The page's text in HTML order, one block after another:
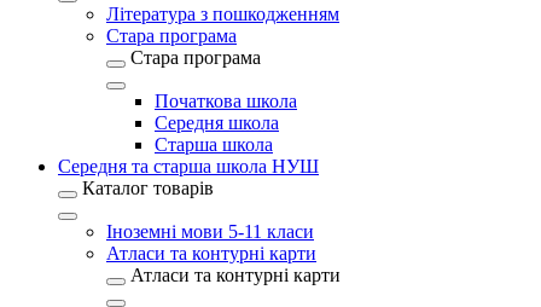
Література з пошкодженням
Стара програма
Стара програма
Початкова школа
Середня школа
Старша школа
Середня та старша школа НУШ
Каталог товарів
Іноземні мови 5-11 класи
Атласи та контурні карти
Атласи та контурні карти